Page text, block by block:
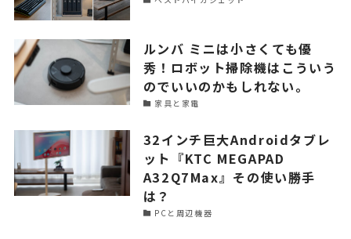
ルンバ ミニは小さくても優
秀！ロボット掃除機はこういう
のでいいのかもしれない。
家具と家電
32インチ巨大Androidタブレ
ット『KTC MEGAPAD
A32Q7Max』その使い勝手
は？
PCと周辺機器